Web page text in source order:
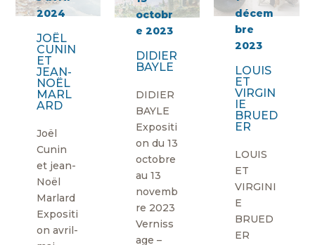
2024
JOËL
CUNIN
ET
JEAN-
NOËL
MARL
ARD
Joël
Cunin
et jean-
Noël
Marlard
Expositi
on avril-
décem
bre
2023
LOUIS
ET
VIRGIN
IE
BRUED
ER
LOUIS
ET
VIRGINI
E
BRUED
ER
octobr
e 2023
DIDIER
BAYLE
DIDIER
BAYLE
Expositi
on du 13
octobre
au 13
novemb
re 2023
Verniss
age –